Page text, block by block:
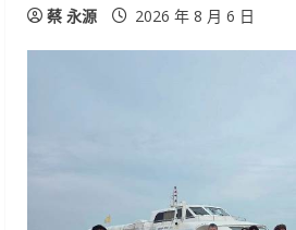
蔡 永源 2026 年 8 月 6 日